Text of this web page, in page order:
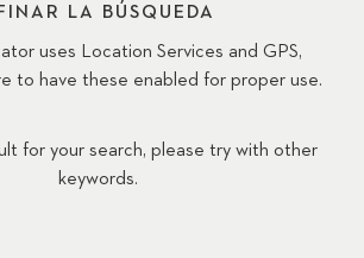
LA BÚSQUEDA
uses Location Services and GPS,
to have these enabled for proper use.
for your search, please try with other
keywords.